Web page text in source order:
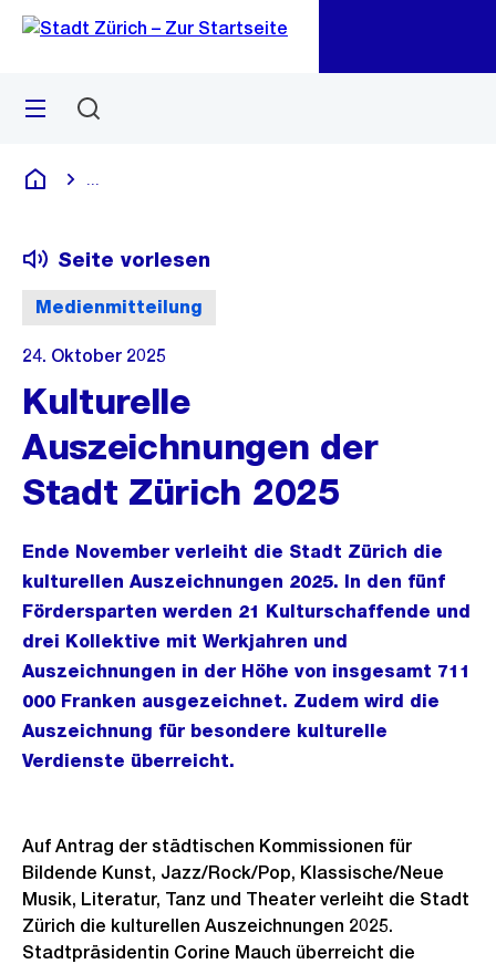
Navigation
Sprunglink
Menü
Deutsch
Medienmitteilung
Seite vorlesen
24. Oktober 2025
Kulturelle
Auszeichnungen der
Stadt Zürich 2025
Ende November verleiht die Stadt Zürich die
kulturellen Auszeichnungen 2025. In den fünf
Fördersparten werden 21 Kulturschaffende und
drei Kollektive mit Werkjahren und
Auszeichnungen in der Höhe von insgesamt 711
000 Franken ausgezeichnet. Zudem wird die
Auszeichnung für besondere kulturelle
Verdienste überreicht.
Auf Antrag der städtischen Kommissionen für
Bildende Kunst, Jazz/Rock/Pop, Klassische/Neue
Musik, Literatur, Tanz und Theater verleiht die Stadt
Zürich die kulturellen Auszeichnungen 2025.
Stadtpräsidentin Corine Mauch überreicht die